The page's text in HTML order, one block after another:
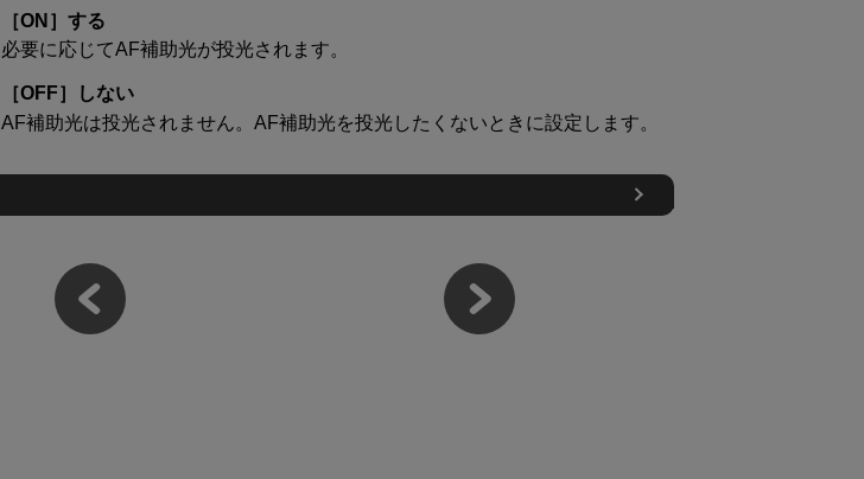
［ON ］ する
必要に応じてAF補助光が投光されます。
［OFF］
しない
AF補助光は投光されません。AF補助光を投光したくないときに設定します。